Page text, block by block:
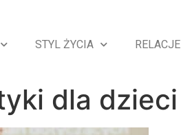
STYL ŻYCIA RELACJE
dla dzieci